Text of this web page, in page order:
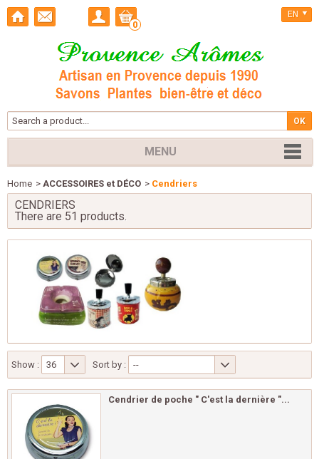
0
EN
MENU
Home > ACCESSOIRES et DÉCO > Cendriers
CENDRIERS
There are 51 products.
Show : 36 Sort by : --
Cendrier de poche " C'est la dernière "...